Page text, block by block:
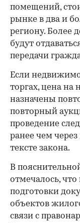
помещений,
рынке в два и
региону. Более
будут
передачи
Если
торгах, цена на
назначены
повторный
проведение
ранее чем
тексте закона.
В
отмечалось, что
подготовки
объектов
связи с